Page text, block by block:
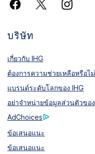
บริษัท
เกี่ยวกับ IHG
ต้องการความช่วยเหลือหรือไ
แบรนด์ระดับโลกของ IHG
อย่าจำหน่ายข้อมูลส่วนตัวขอ
AdChoices
ข้อเสนอแนะ
ข้อเสนอแนะ